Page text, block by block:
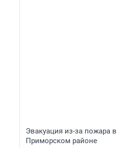
Эвакуация из-за пожара в
Приморском районе